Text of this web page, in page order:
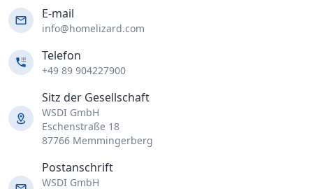
E-mail
info@homelizard.com
Telefon
+49 89 904227900
Sitz der Gesellschaft
WSDI GmbH
Eschenstraße 18
87766 Memmingerberg
Postanschrift
WSDI GmbH